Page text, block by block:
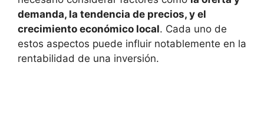
demanda,​ la ‌tendencia de precios, y el
crecimiento​ económico local. ⁤Cada uno de
estos ⁢aspectos puede influir notablemente‍ en la
rentabilidad⁤ de una inversión.